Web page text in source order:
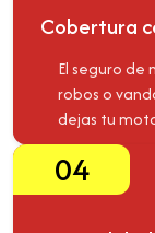
Cobertura
El seguro
robos o
dejas tu
04